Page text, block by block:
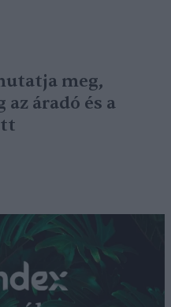
meg,
áradó és a